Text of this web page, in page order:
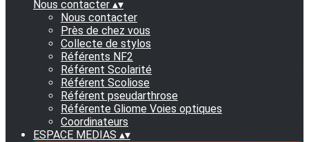
Nous contacter ▴▾
Nous contacter
Près de chez vous
Collecte de stylos
Référents NF2
Référent Scolarité
Référent Scoliose
Référent pseudarthrose
Référente Gliome Voies optiques
Coordinateurs
ESPACE MEDIAS ▴▾